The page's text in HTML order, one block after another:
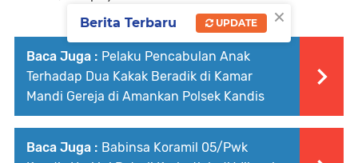
Baca Juga : Pelaku Pencabulan Anak
Terhadap Dua Kakak Beradik di Kamar
Mandi Gereja di Amankan Polsek Kandis
Baca Juga : Babinsa Koramil 05/Pwk
×
Berita Terbaru UPDATE